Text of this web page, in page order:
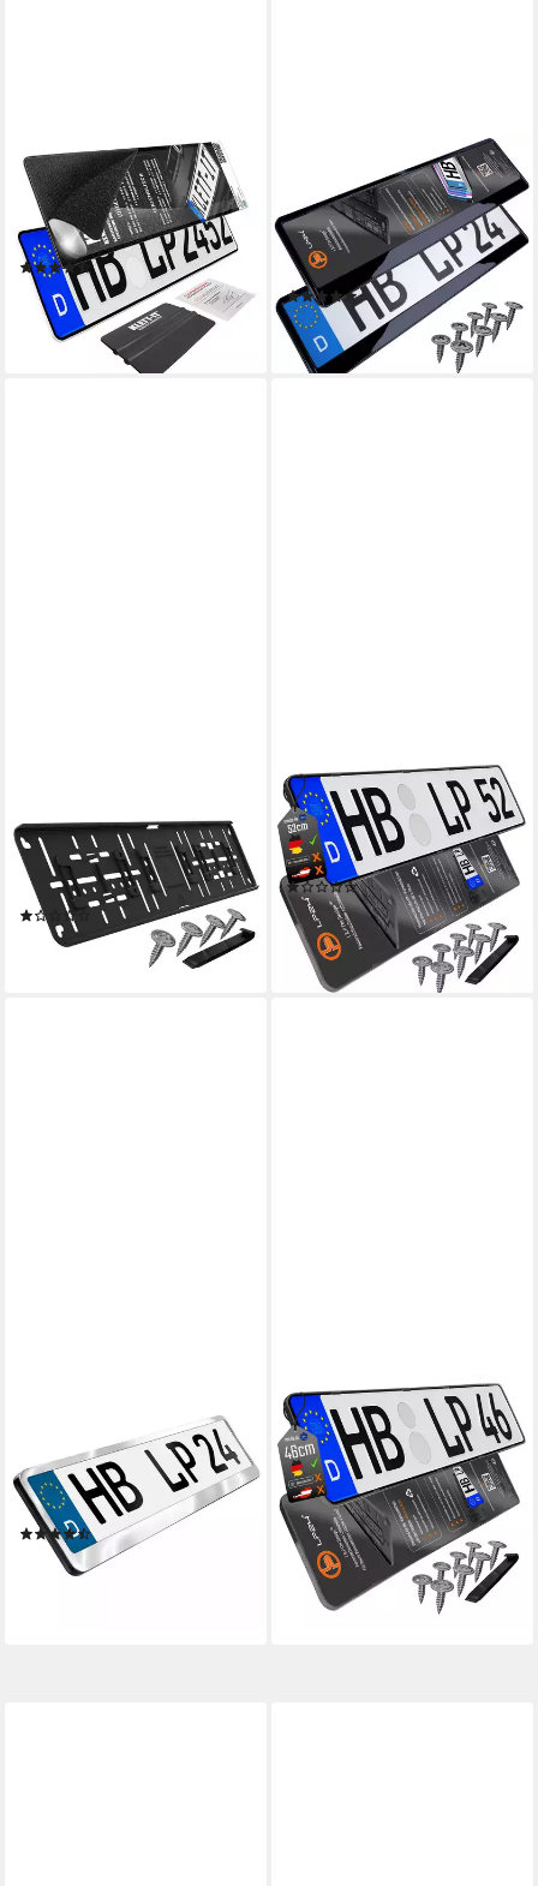
KLETT-IT
Kennzeichenhalter für Auto
rahmenlos Klett Original Klett-
IT®, (2 Stück)
(3)
12,99 € UVP 19,99 €
-35%
lieferbar - in 3-4 Werktagen bei dir
Kennzeichenhalter für Auto in
schwarz hochglanz
Kennzeichenhalterung, (2
Stück)
(4)
16,49 €
lieferbar - in 3-4 Werktagen bei dir
rahmenlos ohne sichtbare
Befestigungpunkte Schwarz,
(1-St)
(1)
ab 9,49 €
lieferbar - in 3-4 Werktagen bei dir
L & P CAR DESIGN
Kennzeichenhalter für Auto
rahmenlos Schwarz dezent
sicher langlebig, (2-St)
(1)
11,99 € UVP18,99 €
-37%
lieferbar - in 3-4 Werktagen bei dir
Kennzeichenhalter für Auto
Edelstahl hochglanz poliert
Kennzeichenhalter V2A, (2
Stück)
(3)
27,99 €
lieferbar - in 3-4 Werktagen bei dir
L & P CAR DESIGN
Kennzeichenhalter 460mm
für Auto rahmenlos Schwarz
dezent sicher langlebig, (2-St)
12,99 € UVP19,99 €
-35%
lieferbar - in 3-4 Werktagen bei dir